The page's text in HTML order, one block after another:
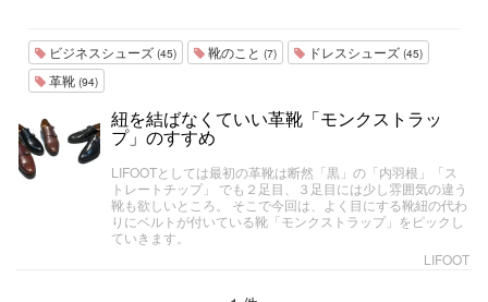
ビジネスシューズ (45) 靴のこと (7) ドレスシューズ (45)
革靴 (94)
紐を結ばなくていい革靴「モンクストラッ
プ」のすすめ
LIFOOTとしては最初の革靴は断然「黒」の「内羽根」「ス
トレートチップ」 でも２足目、３足目には少し雰囲気の違う
靴も欲しいところ。 そこで今回は、よく目にする靴紐の代わ
りにベルトが付いている靴「モンクストラップ」をピックし
ていきます。
LIFOOT